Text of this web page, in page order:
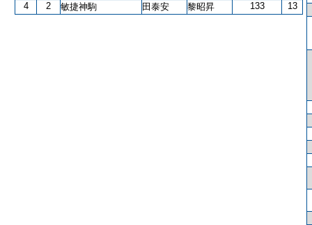
4
2 敏捷神駒 田泰安 黎昭昇 133 13